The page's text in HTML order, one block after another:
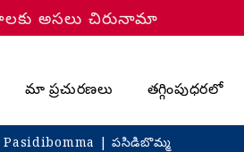
అసలు చిరునామా
మా ప్రచురణలు తగ్గింపుధరలో
Pasidibomma | పసిడిబొమ్మ